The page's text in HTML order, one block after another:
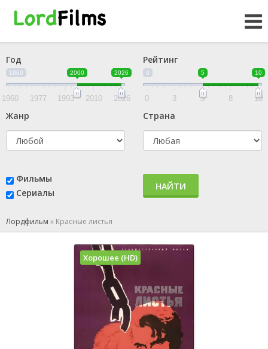
Год
1960 2000 2026
1960 1977 1993 2010 2026
Рейтинг
0 5 10
0 3 5 8 10
Жанр Страна
Фильмы
Сериалы
НАЙТИ
Лордфильм » Красные листья
Хорошее (HD)